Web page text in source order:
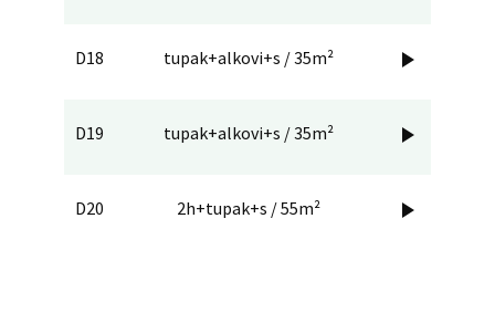
D18 tupak+alkovi+s / 35m² 
D19 tupak+alkovi+s / 35m² 
D20 2h+tupak+s / 55m² 